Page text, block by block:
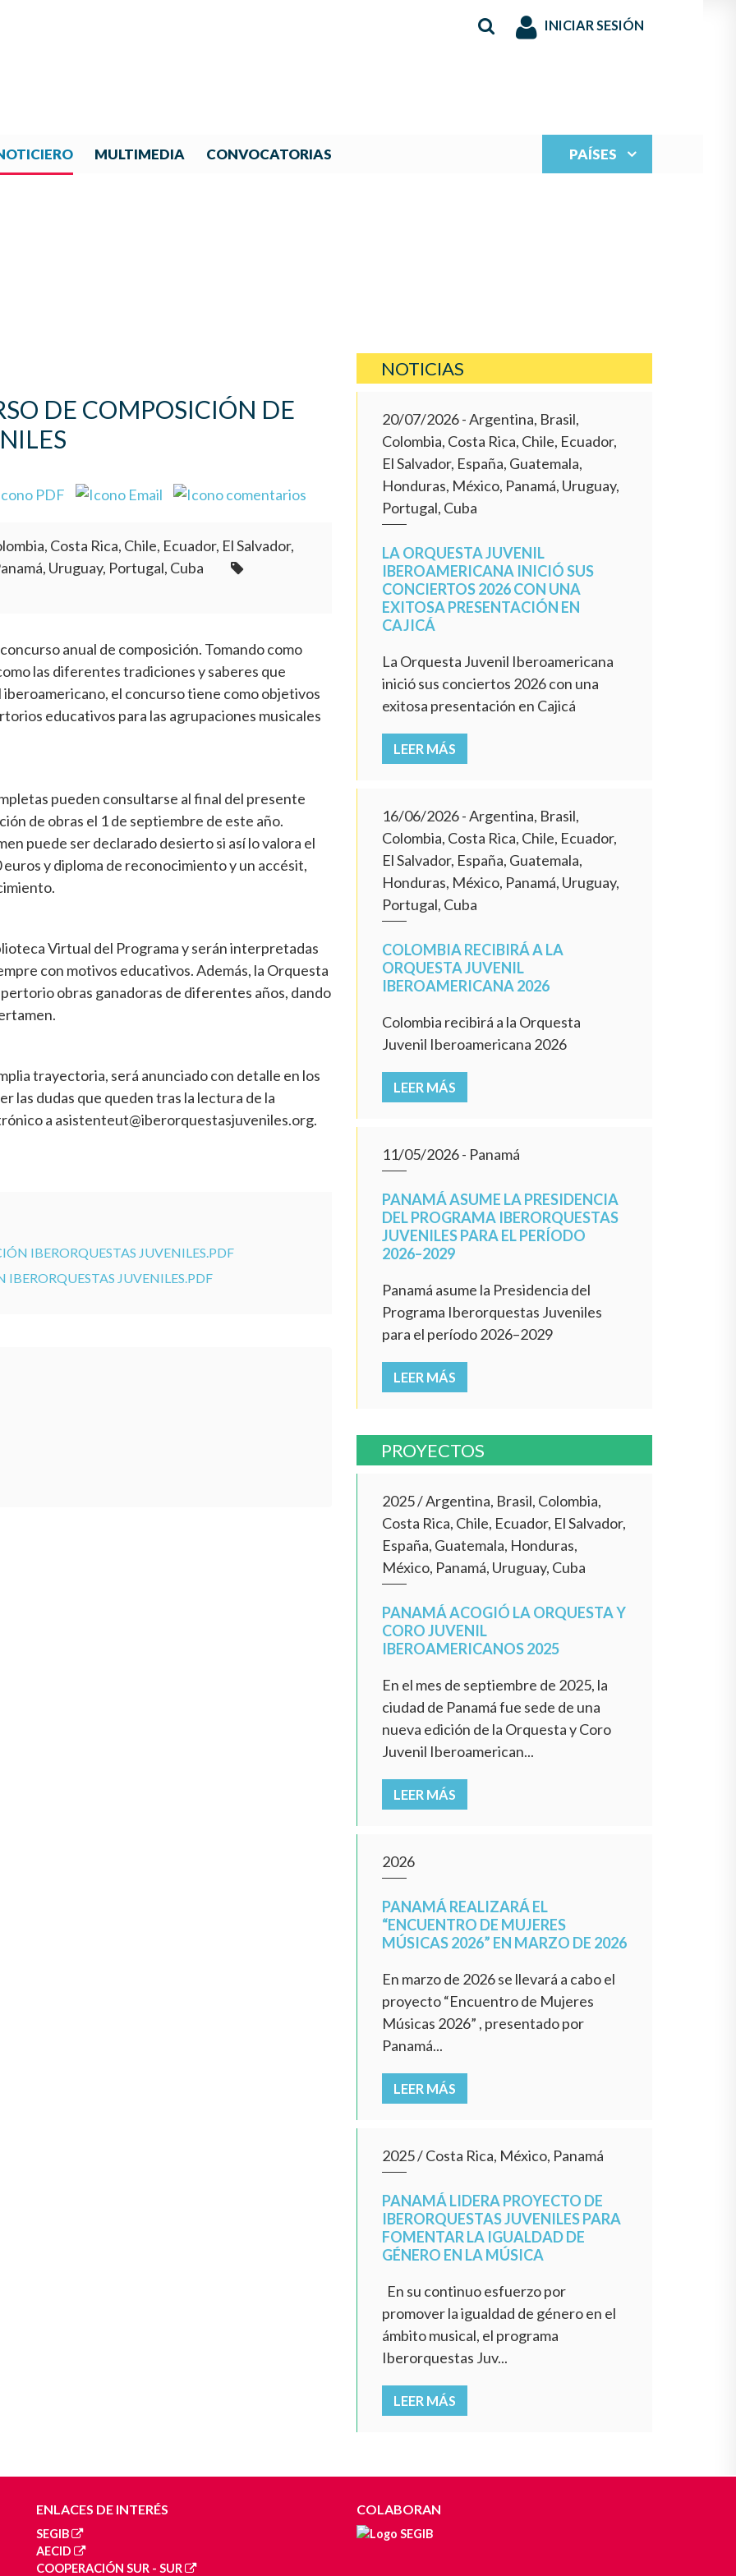
INICIAR SESIÓN
MULTIMEDIA CONVOCATORIAS PAÍSES
DE COMPOSICIÓN DE
Costa Rica, Chile, Ecuador, El Salvador,
Uruguay, Portugal, Cuba
anual de composición. Tomando como
las diferentes tradiciones y saberes que
el concurso tiene como objetivos
educativos para las agrupaciones musicales
pueden consultarse al final del presente
de obras el 1 de septiembre de este año.
puede ser declarado desierto si así lo valora el
y diploma de reconocimiento y un accésit,
Virtual del Programa y serán interpretadas
con motivos educativos. Además, la Orquesta
obras ganadoras de diferentes años, dando
trayectoria, será anunciado con detalle en los
las dudas que queden tras la lectura de la
a asistenteut@iberorquestasjuveniles.org.
IBERORQUESTAS JUVENILES.PDF
JUVENILES.PDF
NOTICIAS
20/07/2026- Argentina, Brasil,
Colombia, Costa Rica, Chile, Ecuador,
El Salvador, España, Guatemala,
Honduras, México, Panamá, Uruguay,
Portugal, Cuba
LA ORQUESTA JUVENIL
IBEROAMERICANA INICIÓ SUS
CONCIERTOS 2026 CON UNA
EXITOSA PRESENTACIÓN EN
CAJICÁ
La Orquesta Juvenil Iberoamericana
inició sus conciertos 2026 con una
exitosa presentación en Cajicá
LEER MÁS
16/06/2026- Argentina, Brasil,
Colombia, Costa Rica, Chile, Ecuador,
El Salvador, España, Guatemala,
Honduras, México, Panamá, Uruguay,
Portugal, Cuba
COLOMBIA RECIBIRÁ A LA
ORQUESTA JUVENIL
IBEROAMERICANA 2026
Colombia recibirá a la Orquesta
Juvenil Iberoamericana 2026
LEER MÁS
11/05/2026- Panamá
PANAMÁ ASUME LA PRESIDENCIA
DEL PROGRAMA IBERORQUESTAS
JUVENILES PARA EL PERÍODO
2026–2029
Panamá asume la Presidencia del
Programa Iberorquestas Juveniles
para el período 2026–2029
LEER MÁS
PROYECTOS
2025/Argentina, Brasil, Colombia,
Costa Rica, Chile, Ecuador, El Salvador,
España, Guatemala, Honduras,
México, Panamá, Uruguay, Cuba
PANAMÁ ACOGIÓ LA ORQUESTA Y
CORO JUVENIL
IBEROAMERICANOS 2025
En el mes de septiembre de 2025, la
ciudad de Panamá fue sede de una
nueva edición de la Orquesta y Coro
Juvenil Iberoamerican...
LEER MÁS
2026
PANAMÁ REALIZARÁ EL
“ENCUENTRO DE MUJERES
MÚSICAS 2026” EN MARZO DE 2026
En marzo de 2026 se llevará a cabo el
proyecto “Encuentro de Mujeres
Músicas 2026” , presentado por
Panamá...
LEER MÁS
2025/Costa Rica, México, Panamá
PANAMÁ LIDERA PROYECTO DE
IBERORQUESTAS JUVENILES PARA
FOMENTAR LA IGUALDAD DE
GÉNERO EN LA MÚSICA
En su continuo esfuerzo por
promover la igualdad de género en el
ámbito musical, el programa
Iberorquestas Juv...
LEER MÁS
ENLACES DE INTERÉS
SEGIB
AECID
COOPERACIÓN SUR - SUR
COLABORAN